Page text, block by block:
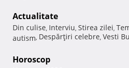
Actualitate
Din culise, Interviu, Stirea zilei,
autism, Despărţiri celebre, Vesti
Horoscop